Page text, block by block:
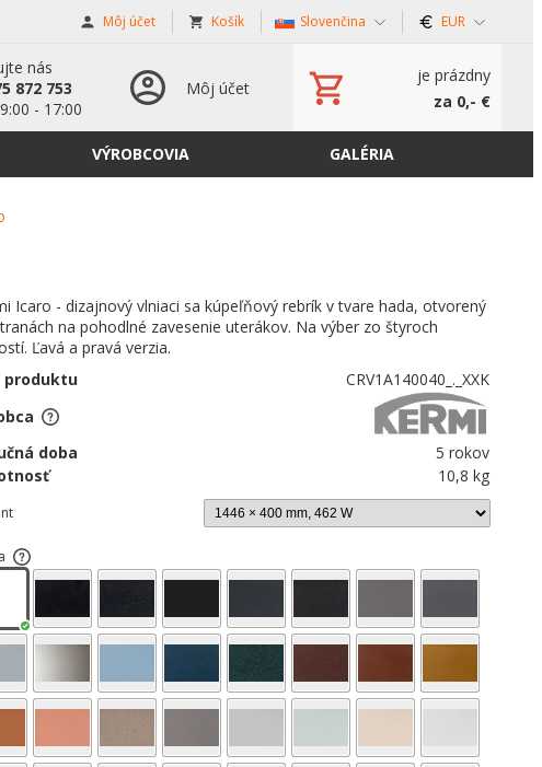
Môj účet Košík Slovenčina EUR
nás
872 753
- 17:00
Môj účet
je prázdny
za 0,- €
VÝROBCOVIA GALÉRIA
Icaro - dizajnový vlniaci sa kúpeľňový rebrík v tvare hada, otvorený
na pohodlné zavesenie uterákov. Na výber zo štyroch
Ľavá a pravá verzia.
produktu
CRV1A140040_._XXK
doba
5 rokov
10,8 kg